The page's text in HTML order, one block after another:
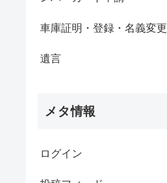
車庫証明・登録・名義変更
遺言
メタ情報
ログイン